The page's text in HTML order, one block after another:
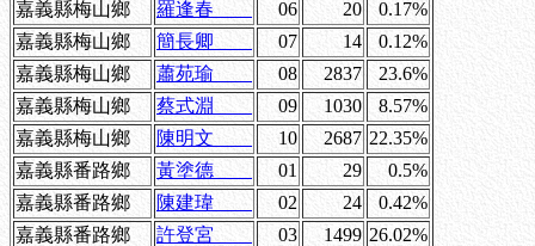
嘉義縣梅山鄉
羅逢春 06 20
0.17%
嘉義縣梅山鄉
簡長卿 07 14
0.12%
嘉義縣梅山鄉
蕭苑瑜 08 2837
23.6%
嘉義縣梅山鄉
蔡式淵 09 1030
8.57%
嘉義縣梅山鄉
陳明文 10 2687 22.35%
嘉義縣番路鄉
黃塗德 01 29
0.5%
嘉義縣番路鄉
陳建瑋 02 24
0.42%
嘉義縣番路鄉
許登宮 03 1499 26.02%